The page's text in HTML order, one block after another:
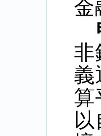
金
非
義
算